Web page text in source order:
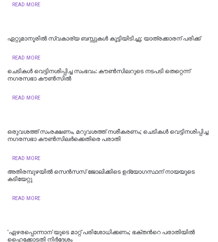
READ MORE
ഏറ്റുമാനൂരിൽ സ്വകാര്യ ബസ്സുകൾ കൂട്ടിയിടിച്ചു; യാത്രക്കാരന് പരിക്ക്
READ MORE
ചെടികള്‍ വെട്ടിനശിപ്പിച്ച സംഭവം: കൗണ്‍സിലറുടെ നടപടി തെറ്റെന്ന്
നഗരസഭാ കൗണ്‍സില്‍
READ MORE
ഒരുവശത്ത് സംരക്ഷണം, മറുവശത്ത് നശീകരണം; ചെടികൾ വെട്ടിനശിപ്പിച്ച
നഗരസഭാ കൗൺസിലർക്കെതിരെ പരാതി
READ MORE
അതിരമ്പുഴയില്‍ സെൻസസ് ജോലിക്കിടെ ഉദ്യോഗസ്ഥന് നായയുടെ
കടിയേറ്റു
READ MORE
'ഏഴരപ്പൊന്നാന'യുടെ മാറ്റ് പരിശോധിക്കണം; ഭക്തന്‍റെ പരാതിയിൽ
ഹെെക്കോടതി നിർദേശം